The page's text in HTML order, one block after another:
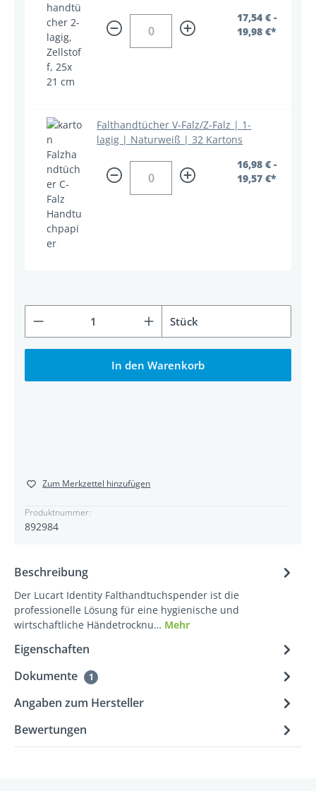
17,54 € -
19,98 €*
Falthandtücher V-Falz/Z-Falz | 1-
lagig | Naturweiß | 32 Kartons
16,98 € -
19,57 €*
Produkt Anzahl: Gib den gewünschten Wert
Stück
In den Warenkorb
Zum Merkzettel hinzufügen
Produktnummer:
892984
Beschreibung
Der Lucart Identity Falthandtuchspender ist die
professionelle Lösung für eine hygienische und
wirtschaftliche Händetrocknu… Mehr
Eigenschaften
Dokumente
1
Angaben zum Hersteller
Bewertungen